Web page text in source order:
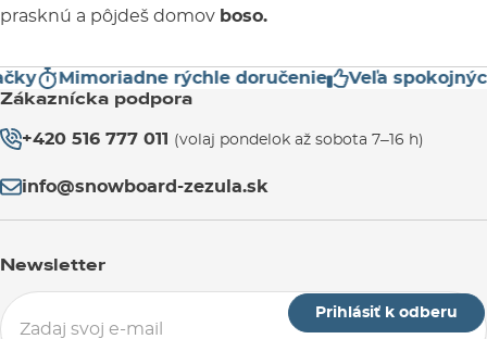
prasknú a pôjdeš domov boso.
Mimoriadne rýchle doručenie Veľa
Zákaznícka podpora
+420 516 777 011 (volaj pondelok až sobota 7–16 h)
info@snowboard-zezula.sk
Newsletter
Prihlásiť k odberu